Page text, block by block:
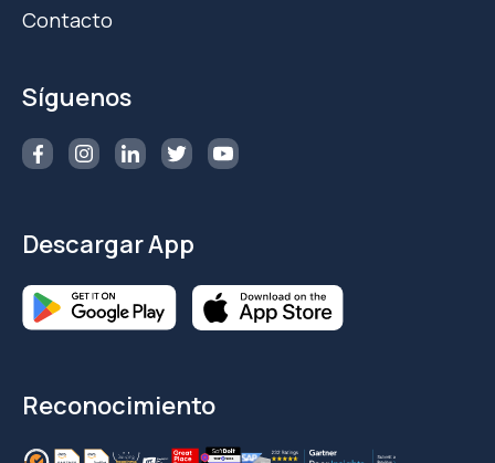
Contacto
Síguenos
Descargar App
Reconocimiento